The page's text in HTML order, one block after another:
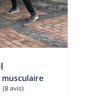
(8 avis)